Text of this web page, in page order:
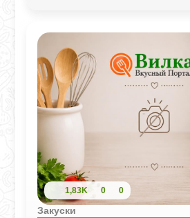
1,83K 0 0
Закуски